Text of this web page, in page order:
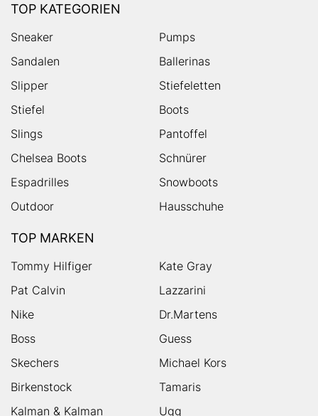
TOP KATEGORIEN
Sneaker
Pumps
Sandalen
Ballerinas
Slipper
Stiefeletten
Stiefel
Boots
Slings
Pantoffel
Chelsea Boots
Schnürer
Espadrilles
Snowboots
Outdoor
Hausschuhe
TOP MARKEN
Tommy Hilfiger
Kate Gray
Pat Calvin
Lazzarini
Nike
Dr.Martens
Boss
Guess
Skechers
Michael Kors
Birkenstock
Tamaris
Kalman & Kalman
Ugg